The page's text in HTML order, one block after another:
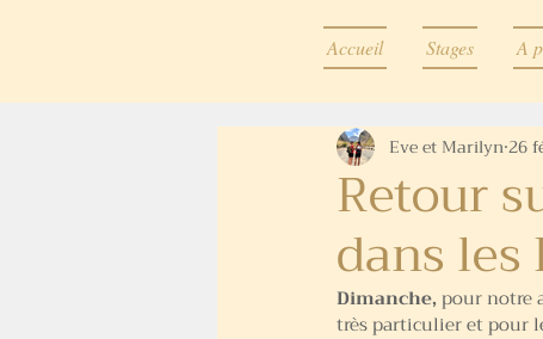
Accueil Stages A
Retour
dans les
Eve et Marilyn26
Dimanche, pour notre
très particulier et pour